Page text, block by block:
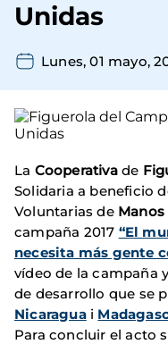
Unidas
Lunes, 01 mayo,
La Cooperativade
Solidaria a beneficio
Voluntarias de
campaña 2017 “El
necesita más gente
vídeo de la campaña
de desarrollo que se
Nicaraguai
Para concluir el acto